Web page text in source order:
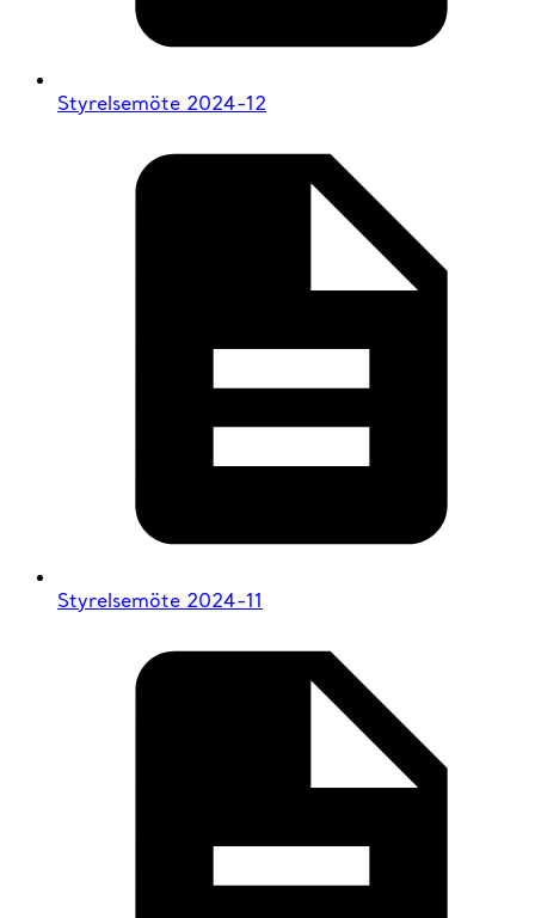
Styrelsemöte 2024-12
Styrelsemöte 2024-11